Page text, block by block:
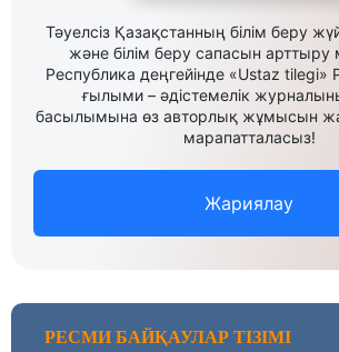
Тәуелсіз Қазақстанның білім беру
және білім беру сапасын арттыру
Республика деңгейінде «Ustaz tilegi»
ғылыми – әдістемелік
басылымына өз авторлық жұмысын
марапатталасыз!
Жариялау
РЕСМИ БАЙҚАУЛАР ТІЗІМІ